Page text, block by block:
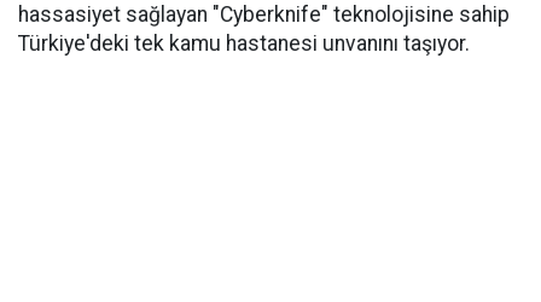
hassasiyet sağlayan "Cyberknife" teknolojisine sahip
Türkiye'deki tek kamu hastanesi unvanını taşıyor.